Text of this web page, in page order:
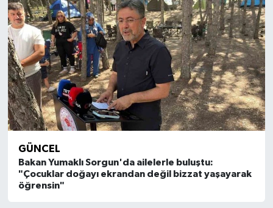
GÜNCEL
Bakan Yumaklı Sorgun'da ailelerle buluştu:
"Çocuklar doğayı ekrandan değil bizzat yaşayarak
öğrensin"